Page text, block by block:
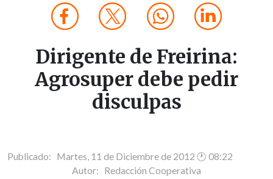
Dirigente de Freirina:
Agrosuper debe pedir
disculpas
Publicado: Martes, 11 de Diciembre de 2012 🕐 08:22
Autor: Redacción Cooperativa